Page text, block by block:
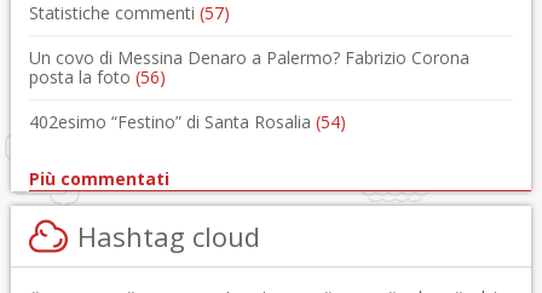
Statistiche commenti (57)
Un covo di Messina Denaro a Palermo? Fabrizio Corona
posta la foto (56)
402esimo “Festino” di Santa Rosalia (54)
Più commentati
Hashtag cloud